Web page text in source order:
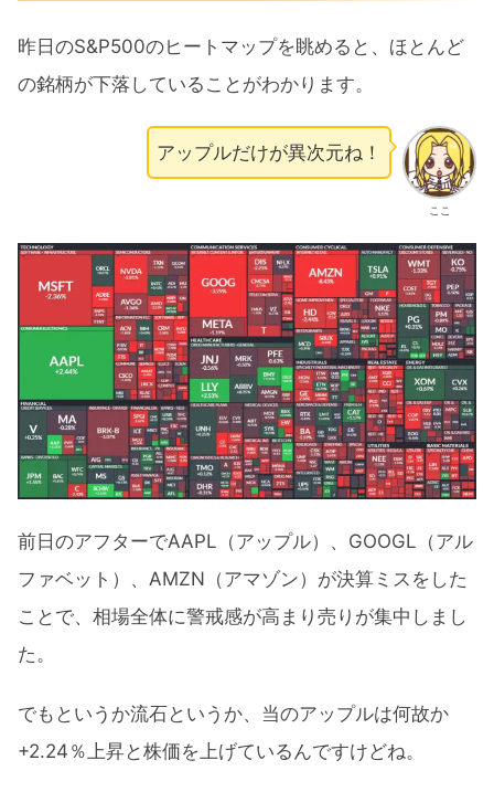
昨日のS&P500のヒートマップを眺めると、ほとんど
の銘柄が下落していることがわかります。
ここ
アップルだけが異次元ね！
前日のアフターでAAPL（アップル）、GOOGL（アル
ファベット）、AMZN（アマゾン）が決算ミスをした
ことで、相場全体に警戒感が高まり売りが集中しまし
た。
でもというか流石というか、当のアップルは何故か
+2.24％上昇と株価を上げているんですけどね。